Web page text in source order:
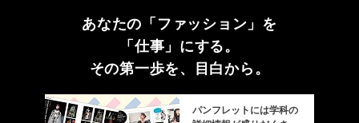
あなたの「ファッション」を
「仕事」にする。
その第一歩を、目白から。
パンフレットには学科の